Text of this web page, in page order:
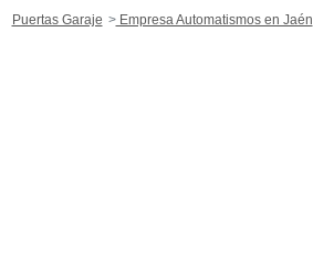
Puertas Garaje Empresa Automatismos en Jaén